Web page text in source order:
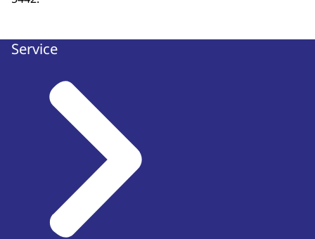
Service